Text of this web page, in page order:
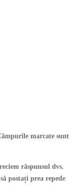
marcate sunt
răspunsul dvs.
postați prea repede